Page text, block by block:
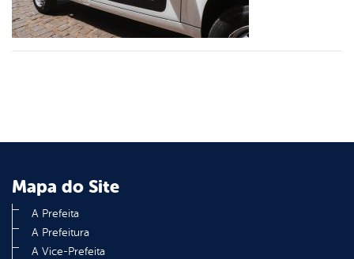
Mapa do Site
A Prefeita
A Prefeitura
A Vice-Prefeita